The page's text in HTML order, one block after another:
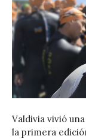
Valdivia vivió
la primera